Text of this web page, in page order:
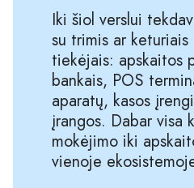
Iki šiol verslui
su trimis ar keturiais
tiekėjais: apskaitos
bankais, POS
aparatų, kasos
įrangos. Dabar visa
mokėjimo iki
vienoje